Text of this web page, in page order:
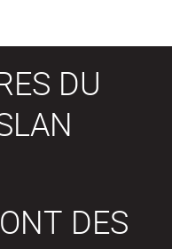
DU
DES